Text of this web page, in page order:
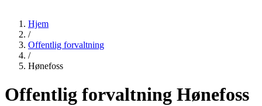
Hjem
/
Offentlig forvaltning
/
Hønefoss
Offentlig forvaltning Hønefoss